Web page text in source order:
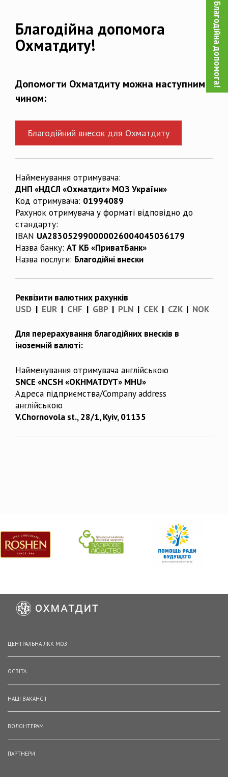
Благодійна допомога!
Благодійна допомога
Охматдиту!
Допомогти Охматдиту можна наступним
чином:
Благодійний внесок для Охматдиту
Найменування отримувача:
ДНП «НДСЛ «Охматдит» МОЗ України»
Код отримувача: 01994089
Рахунок отримувача у форматі відповідно до
стандарту:
IBAN UA283052990000026004045036179
Назва банку: АТ КБ «ПриватБанк»
Назва послуги: Благодійні внески
Реквізити валютних рахунків
USD | EUR | CHF | GBP| PLN | CEK| CZK| NOK
Для перерахування благодійних внесків в
іноземній валюті:
Найменування отримувача англійською
SNCE «NCSH «OKHMATDYT» MHU»
Адреса підприємства/Company address
англійською
V.Chornovola st., 28/1, Kyiv, 01135
ЦЕНТРАЛЬНА ЛКК МОЗ
ОСВІТА
НАШІ ВАКАНСІЇ
ВОЛОНТЕРАМ
ПАРТНЕРИ